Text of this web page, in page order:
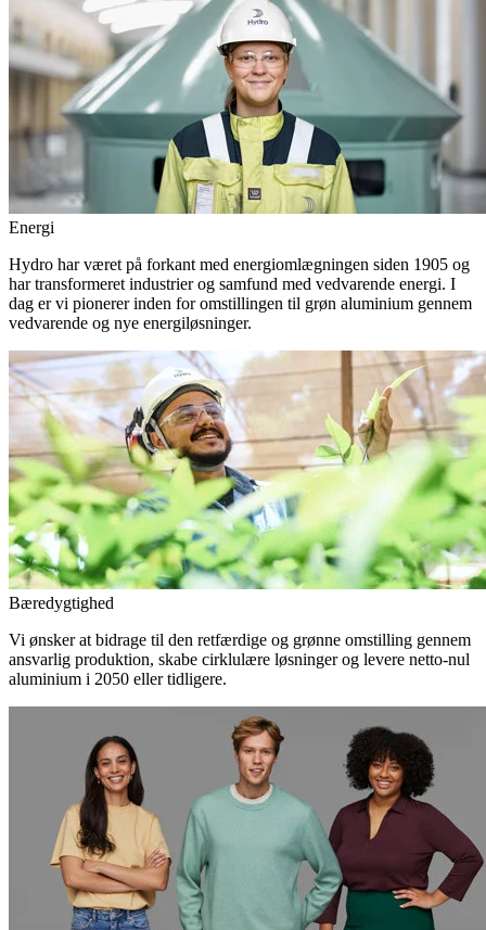
Energi
Hydro har været på forkant med energiomlægningen siden 1905 og
har transformeret industrier og samfund med vedvarende energi. I
dag er vi pionerer inden for omstillingen til grøn aluminium gennem
vedvarende og nye energiløsninger.
Bæredygtighed
Vi ønsker at bidrage til den retfærdige og grønne omstilling gennem
ansvarlig produktion, skabe cirklulære løsninger og levere netto-nul
aluminium i 2050 eller tidligere.